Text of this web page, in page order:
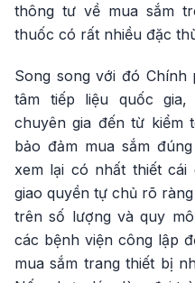
thông tư về mua sắm
thuốc có rất nhiều đặc
Song song với đó
tâm tiếp liệu quốc
chuyên gia đến từ kiểm
bảo đảm mua sắm
xem lại có nhất thiết
giao quyền tự chủ rõ
trên số lượng và quy
các bệnh viện công lập
mua sắm trang thiết bị